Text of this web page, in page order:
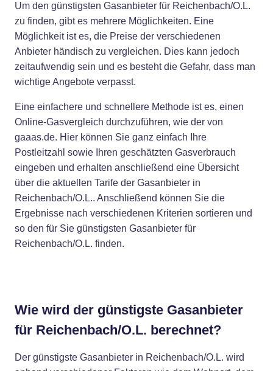
Um den günstigsten Gasanbieter für Reichenbach/O.L.
zu finden, gibt es mehrere Möglichkeiten. Eine
Möglichkeit ist es, die Preise der verschiedenen
Anbieter händisch zu vergleichen. Dies kann jedoch
zeitaufwendig sein und es besteht die Gefahr, dass man
wichtige Angebote verpasst.
Eine einfachere und schnellere Methode ist es, einen
Online-Gasvergleich durchzuführen, wie der von
gaaas.de. Hier können Sie ganz einfach Ihre
Postleitzahl sowie Ihren geschätzten Gasverbrauch
eingeben und erhalten anschließend eine Übersicht
über die aktuellen Tarife der Gasanbieter in
Reichenbach/O.L.. Anschließend können Sie die
Ergebnisse nach verschiedenen Kriterien sortieren und
so den für Sie günstigsten Gasanbieter für
Reichenbach/O.L. finden.
Wie wird der günstigste Gasanbieter
für Reichenbach/O.L. berechnet?
Der günstigste Gasanbieter in Reichenbach/O.L. wird